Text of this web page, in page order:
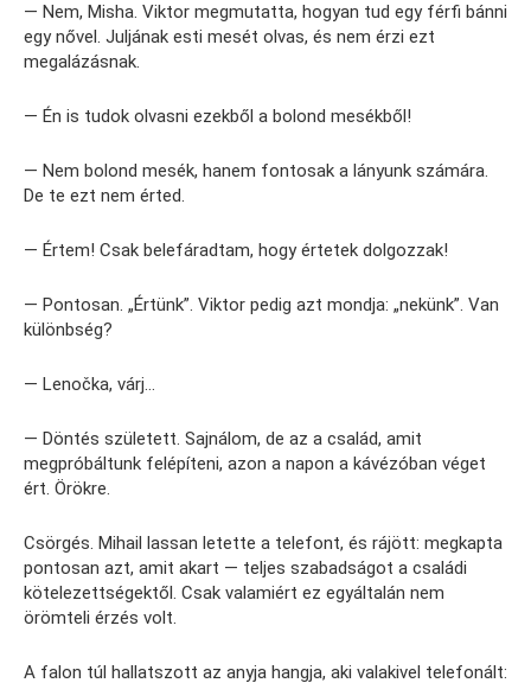
— Nem, Misha. Viktor megmutatta, hogyan tud egy férfi bánni
egy nővel. Juljának esti mesét olvas, és nem érzi ezt
megalázásnak.
— Én is tudok olvasni ezekből a bolond mesékből!
— Nem bolond mesék, hanem fontosak a lányunk számára.
De te ezt nem érted.
— Értem! Csak belefáradtam, hogy értetek dolgozzak!
— Pontosan. „Értünk”. Viktor pedig azt mondja: „nekünk”. Van
különbség?
— Lenočka, várj…
— Döntés született. Sajnálom, de az a család, amit
megpróbáltunk felépíteni, azon a napon a kávézóban véget
ért. Örökre.
Csörgés. Mihail lassan letette a telefont, és rájött: megkapta
pontosan azt, amit akart — teljes szabadságot a családi
kötelezettségektől. Csak valamiért ez egyáltalán nem
örömteli érzés volt.
A falon túl hallatszott az anyja hangja, aki valakivel telefonált: